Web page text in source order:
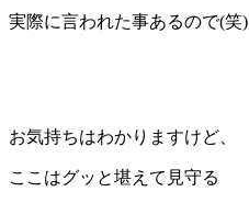
実際に言われた事あるので(笑)
お気持ちはわかりますけど、
ここはグッと堪えて見守る